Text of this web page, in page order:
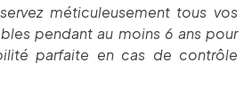
méticuleusement tous vos
pendant au moins 6 ans pour
parfaite en cas de contrôle